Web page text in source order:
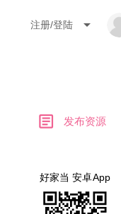
注册/登陆 arrow_drop_down
article 发布资源
好家当 安卓App